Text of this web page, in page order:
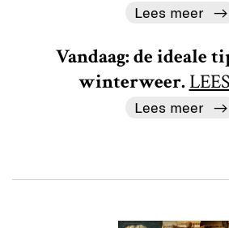
Lees meer
Vandaag: de ideale
winterweer.
Lees meer